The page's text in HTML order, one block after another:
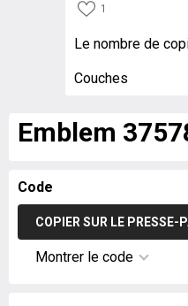
1
Le nombre de
Couches
Emblem
Code
COPIER SUR LE PRESSE-
Montrer le code